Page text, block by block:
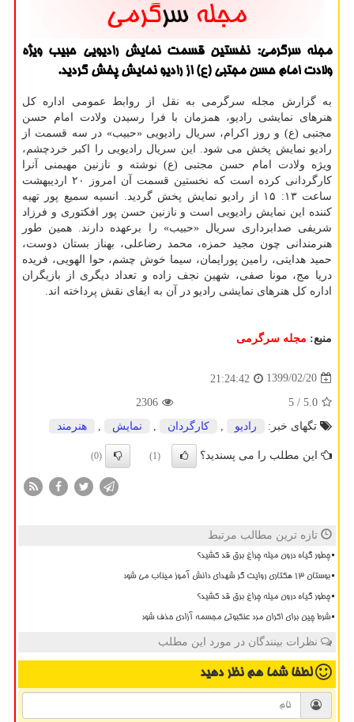
مجله سرگرمی: نخستین قسمت نمایش رادیویی حبیب ویژه
ولادت امام حسن مجتبی (ع) از رادیو نمایش پخش گردید.
به گزارش مجله سرگرمی به نقل از روابط عمومی اداره کل
هنرهای نمایشی رادیو، همزمان با فرا رسیدن ولادت امام حسن
مجتبی (ع) و روز اکرام، سریال رادیویی «حبیب» در سه قسمت از
رادیو نمایش پخش می شود. این سریال رادیویی را اکبر خردچشم،
ویژه ولادت امام حسن مجتبی (ع) نوشته و نازنین مهیمنی آنرا
کارگردانی کرده است که نخستین قسمت آن امروز ۲۰ اردیبهشت
ساعت ۱۳: ۱۵ از رادیو نمایش پخش گردید. انسیه سمیع پور تهیه
کننده این نمایش رادیویی است و نازنین حسن پور افکتوری و فرزاد
شریفی صدابرداری سریال «حبیب» را برعهده دارند. همین طور
هنرمندانی چون مجید حمزه، محمد رضاعلی، بهناز بستان دوست،
حمید هدایتی، رامین پورایمان، سیما خوش چشم، حوا الهویی، فریده
دریا مج، مونا صفی، شهین نجف زاده و تعداد دیگری از بازیگران
اداره کل هنرهای نمایشی رادیو در آن به ایفای نقش پرداخته اند.
منبع: مجله سرگرمی
1399/02/20
21:24:42
5.0
/ 5
2306
تگهای خبر:
رادیو كارگردان نمایش هنرمند
این مطلب را می پسندید؟ (1)
(0)
تازه ترین مطالب مرتبط
چطور گیاه درون میله چراغ برق قد کشید؟
بوستان 13 هکتاری روایت گر شهدای دانش آموز میناب می شود
چطور گیاه درون میله چراغ برق قد کشید؟
شرط چین برای اکران مرد عنکبوتی مجسمه آزادی حذف شود
نظرات بینندگان در مورد این مطلب
لطفا شما همنظر دهید